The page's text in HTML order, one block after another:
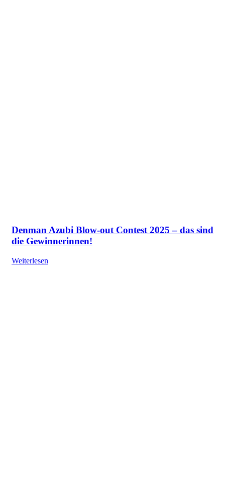
Denman Azubi Blow-out Contest 2025 – das sind
die Gewinnerinnen!
Weiterlesen